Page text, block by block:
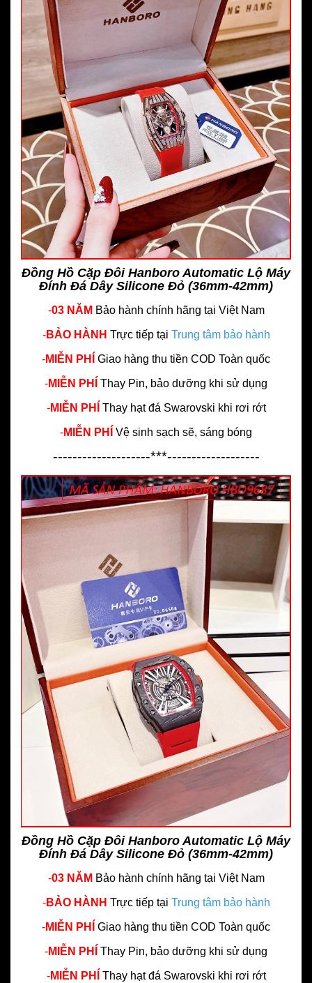
Đồng Hồ Cặp Đôi Hanboro Automatic Lộ Máy
Đính Đá Dây Silicone Đỏ (36mm-42mm)
-03 NĂM Bảo hành chính hãng tại Việt Nam
-BẢO HÀNH Trực tiếp tại Trung tâm bảo hành
-MIỄN PHÍ Giao hàng thu tiền COD Toàn quốc
-MIỄN PHÍ Thay Pin, bảo dưỡng khi sử dụng
-MIỄN PHÍ Thay hạt đá Swarovski khi rơi rớt
-MIỄN PHÍ Vệ sinh sạch sẽ, sáng bóng
--------------------***-------------------
Đồng Hồ Cặp Đôi Hanboro Automatic Lộ Máy
Đính Đá Dây Silicone Đỏ (36mm-42mm)
-03 NĂM Bảo hành chính hãng tại Việt Nam
-BẢO HÀNH Trực tiếp tại Trung tâm bảo hành
-MIỄN PHÍ Giao hàng thu tiền COD Toàn quốc
-MIỄN PHÍ Thay Pin, bảo dưỡng khi sử dụng
-MIỄN PHÍ Thay hạt đá Swarovski khi rơi rớt